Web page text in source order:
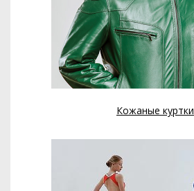
Кожаные куртки